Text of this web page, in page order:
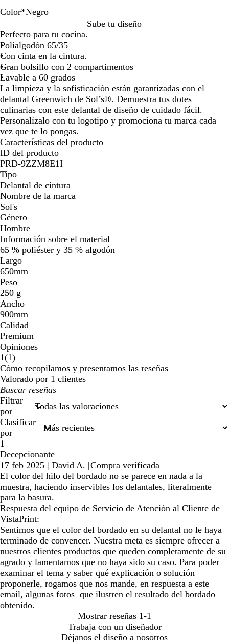
la
imagen
Color*Negro
r
i
s
o
s
c
u
r
o
u
r
d
e
o
s
o
j
o
e
g
r
o
u
e
r
d
a
z
u
l
m
a
r
i
n
o
h
o
c
o
l
a
t
e
e
r
d
e
b
o
t
e
l
l
a
l
a
n
c
o
Sube tu diseño
Perfecto para tu cocina.
Polialgodón 65/35
Con cinta en la cintura.
Gran bolsillo con 2 compartimentos
Lavable a 60 grados
La limpieza y la sofisticación están garantizadas con el
delantal Greenwich de Sol’s®. Demuestra tus dotes
culinarias con este delantal de diseño de cuidado fácil.
Personalízalo con tu logotipo y promociona tu marca cada
vez que te lo pongas.
Características del producto
ID del producto
PRD-9ZZM8E1I
Tipo
Delantal de cintura
Nombre de la marca
Sol's
Género
Hombre
Información sobre el material
65 % poliéster y 35 % algodón
Largo
650mm
Peso
250 g
Ancho
900mm
Calidad
Premium
Opiniones
1(11
reseñas
)
Cómo recopilamos y presentamos las reseñas
Valorado por 1 clientes
Mis
búsquedas
Filtrar
por
Clasificar
por
1
Decepcionante
17 feb 2025 | David A. |Compra verificada
El color del hilo del bordado no se parece en nada a la
muestra, haciendo inservibles los delantales, literalmente
para la basura.
Respuesta del equipo de Servicio de Atención al Cliente de
VistaPrint:
Sentimos que el color del bordado en su delantal no le haya
terminado de convencer. Nuestra meta es siempre ofrecer a
nuestros clientes productos que queden completamente de su
agrado y lamentamos que no haya sido su caso. Para poder
examinar el tema y saber qué explicación o solución
proponerle, rogamos que nos mande, en respuesta a este
email, algunas fotos que ilustren el resultado del bordado
obtenido.
Mostrar reseñas 1-1
Trabaja con un diseñador
Déjanos el diseño a nosotros